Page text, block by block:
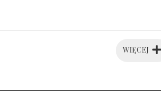
WIĘCEJ